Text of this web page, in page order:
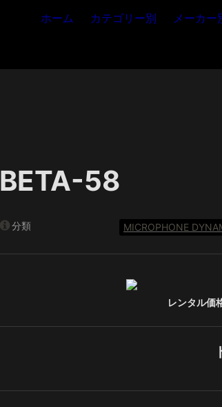
ホーム カテゴリー別 メーカー
BETA-58
分類 MICROPHONE
レンタル価